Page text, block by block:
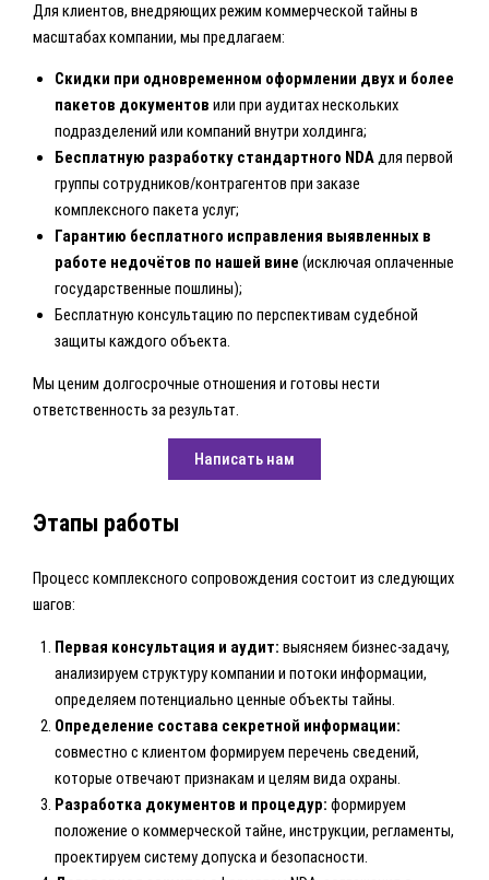
Для клиентов, внедряющих режим коммерческой тайны в
масштабах компании, мы предлагаем:
Скидки при одновременном оформлении двух и более
пакетов документов или при аудитах нескольких
подразделений или компаний внутри холдинга;
Бесплатную разработку стандартного NDAдля первой
группы сотрудников/контрагентов при заказе
комплексного пакета услуг;
Гарантию бесплатного исправления выявленных в
работе недочётов по нашей вине (исключая оплаченные
государственные пошлины);
Бесплатную консультацию по перспективам судебной
защиты каждого объекта.
Мы ценим долгосрочные отношения и готовы нести
ответственность за результат.
Написать нам
Этапы работы
Процесс комплексного сопровождения состоит из следующих
шагов:
Первая консультация и аудит: выясняем бизнес-задачу,
анализируем структуру компании и потоки информации,
определяем потенциально ценные объекты тайны.
Определение состава секретной информации:
совместно с клиентом формируем перечень сведений,
которые отвечают признакам и целям вида охраны.
Разработка документов и процедур: формируем
положение о коммерческой тайне, инструкции, регламенты,
проектируем систему допуска и безопасности.